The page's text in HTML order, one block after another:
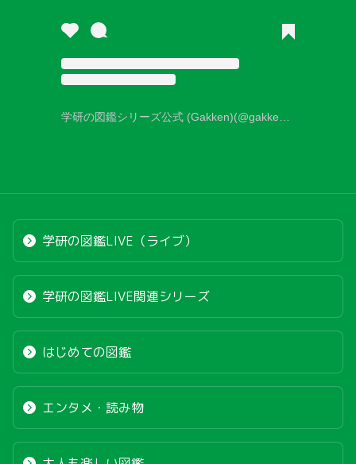
学研の図鑑シリーズ公式 (Gakken)(@gakkenzukanclub)がシェアした投稿
学研の図鑑LIVE（ライブ）
学研の図鑑LIVE関連シリーズ
はじめての図鑑
エンタメ・読み物